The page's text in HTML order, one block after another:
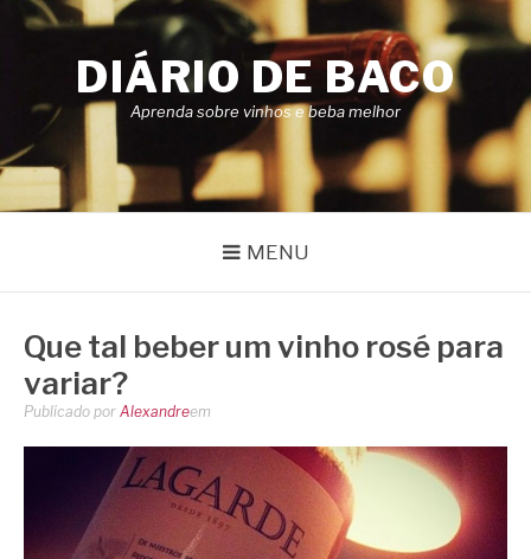
Pular
DIÁRIO DE BACO
Aprenda sobre vinhos e beba melhor
MENU
Que tal beber um vinho rosé para
variar?
Publicado por Alexandreem